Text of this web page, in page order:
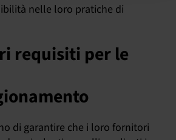
nelle loro pratiche di
requisiti per le
di garantire che i loro fornitori